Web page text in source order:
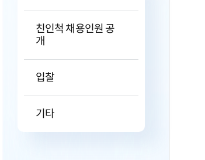
친인척 채용인원 공
개
입찰
기타